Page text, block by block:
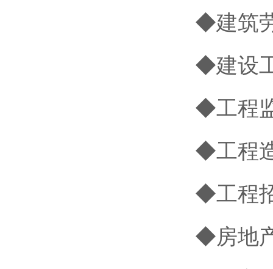
◆建筑
◆建设
◆工程
◆工程
◆工程
◆房地